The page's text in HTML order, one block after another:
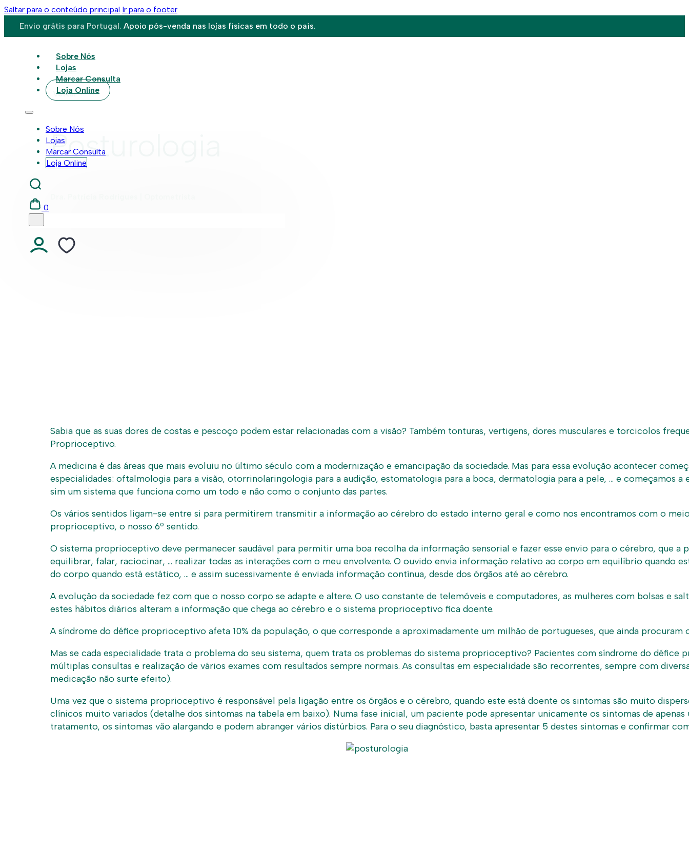
Saltar para o conteúdo principal Ir para o footer
Envio grátis para Portugal. Apoio pós-venda nas lojas físicas em todo o país.
Sobre Nós
Lojas
Marcar Consulta
Loja Online
Sobre Nós
Lojas
Marcar Consulta
Loja Online
0
Voltar
Posturologia
Sabia que as suas dores de costas e pescoço podem estar relacionadas com a visão? Também tonturas, vertigens, dores musculares e torcicolos
Proprioceptivo.
A medicina é das áreas que mais evoluiu no último século com a modernização e emancipação da sociedade. Mas para essa evolução acontecer
especialidades: oftalmologia para a visão, otorrinolaringologia para a audição, estomatologia para a boca, dermatologia para a pele, … e começamos
sim um sistema que funciona como um todo e não como o conjunto das partes.
Os vários sentidos ligam-se entre si para permitirem transmitir a informação ao cérebro do estado interno geral e como nos encontramos com o
proprioceptivo, o nosso 6º sentido.
O sistema proprioceptivo deve permanecer saudável para permitir uma boa recolha da informação sensorial e fazer esse envio para o cérebro, que
equilibrar, falar, raciocinar, … realizar todas as interações com o meu envolvente. O ouvido envia informação relativo ao corpo em equilíbrio quando
do corpo quando está estático, … e assim sucessivamente é enviada informação contínua, desde dos órgãos até ao cérebro.
A evolução da sociedade fez com que o nosso corpo se adapte e altere. O uso constante de telemóveis e computadores, as mulheres com bolsas e
estes hábitos diários alteram a informação que chega ao cérebro e o sistema proprioceptivo fica doente.
A síndrome do défice proprioceptivo afeta 10% da população, o que corresponde a aproximadamente um milhão de portugueses, que ainda procuram
Mas se cada especialidade trata o problema do seu sistema, quem trata os problemas do sistema proprioceptivo? Pacientes com síndrome do
múltiplas consultas e realização de vários exames com resultados sempre normais. As consultas em especialidade são recorrentes, sempre com
medicação não surte efeito).
Uma vez que o sistema proprioceptivo é responsável pela ligação entre os órgãos e o cérebro, quando este está doente os sintomas são muito
clínicos muito variados (detalhe dos sintomas na tabela em baixo). Numa fase inicial, um paciente pode apresentar unicamente os sintomas de
tratamento, os sintomas vão alargando e podem abranger vários distúrbios. Para o seu diagnóstico, basta apresentar 5 destes sintomas e confirmar